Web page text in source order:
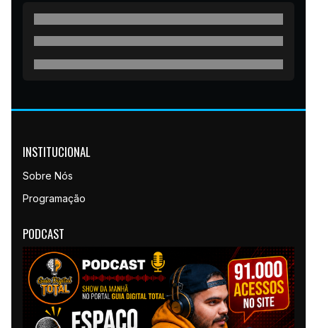
INSTITUCIONAL
Sobre Nós
Programação
PODCAST